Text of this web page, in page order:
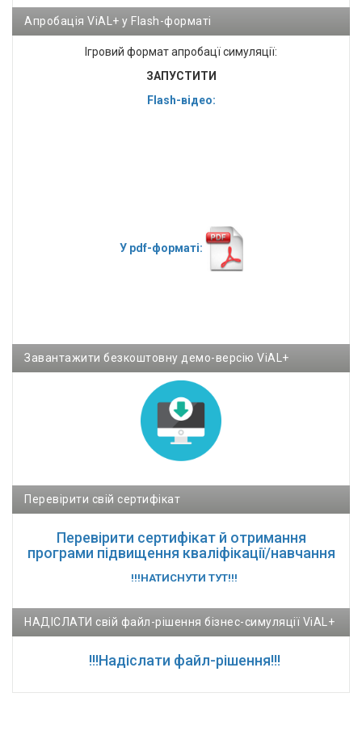
Апробація ViAL+ у Flash-форматі
Ігровий формат апробацї симуляції:
ЗАПУСТИТИ
Flash-відео:
У pdf-форматі:
Завантажити безкоштовну демо-версію ViAL+
Перевірити свій сертифікат
Перевірити сертифікат й отримання
програми підвищення кваліфікації/навчання
!!!НАТИСНУТИ ТУТ!!!
НАДІСЛАТИ свій файл-рішення бізнес-симуляції ViAL+
!!!Надіслати файл-рішення!!!